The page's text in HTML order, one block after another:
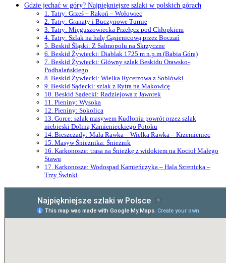
Gdzie jechać w góry? Najpiękniejsze szlaki w polskich górach
1. Tatry: Grześ – Rakoń – Wołowiec
2. Tatry: Granaty i Buczynowe Turnie
3. Tatry: Mięguszowiecka Przełęcz pod Chłopkiem
4. Tatry: Szlak na halę Gąsienicową przez Boczań
5. Beskid Śląski: Z Salmopolu na Skrzyczne
6. Beskid Żywiecki: Diablak 1725 m n.p.m (Babia Góra)
7. Beskid Żywiecki: Główny szlak Beskidu Orawsko-
Podhalańskiego
8. Beskid Żywiecki: Wielka Rycerzowa z Soblówki
9. Beskid Sądecki: szlak z Rytra na Makowicę
10. Beskid Sądecki: Radziejowa z Jaworek
11. Pieniny: Wysoka
12. Pieniny: Sokolica
13. Gorce: szlak masywem Kudłonia powrót przez szlak
niebieski Doliną Kamienieckiego Potoku
14. Bieszczady: Mała Rawka – Wielka Rawka – Krzemieniec
15. Masyw Śnieżnika: Śnieżnik
16. Karkonosze: trasa na Śnieżkę z widokiem na Kocioł Małego
Stawu
17. Karkonosze: Wodospad Kamieńczyka – Hala Szrenicka –
Trzy Świnki